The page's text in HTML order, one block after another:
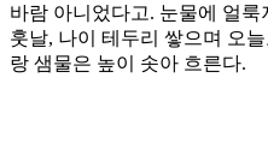
바람 아니었다고. 눈물에 얼
훗날, 나이 테두리 쌓으며 오
랑 샘물은 높이 솟아 흐른다.